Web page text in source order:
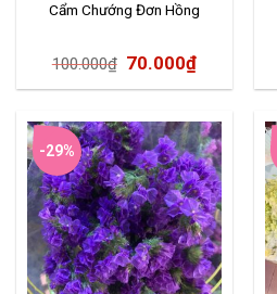
Cẩm Chướng Đơn Hồng
100.000₫ 70.000₫
-29%